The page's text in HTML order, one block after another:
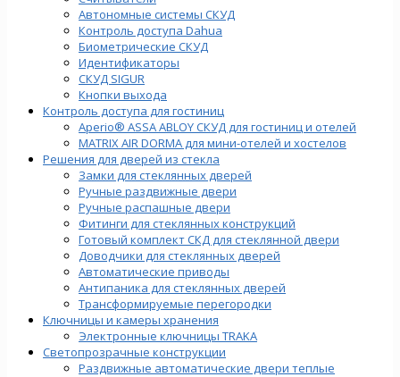
Автономные системы СКУД
Контроль доступа Dahua
Биометрические СКУД
Идентификаторы
СКУД SIGUR
Кнопки выхода
Контроль доступа для гостиниц
Aperio® ASSA ABLOY СКУД для гостиниц и отелей
MATRIX AIR DORMA для мини-отелей и хостелов
Решения для дверей из стекла
Замки для стеклянных дверей
Ручные раздвижные двери
Ручные распашные двери
Фитинги для стеклянных конструкций
Готовый комплект СКД для стеклянной двери
Доводчики для стеклянных дверей
Автоматические приводы
Антипаника для стеклянных дверей
Трансформируемые перегородки
Ключницы и камеры хранения
Электронные ключницы TRAKA
Светопрозрачные конструкции
Раздвижные автоматические двери теплые